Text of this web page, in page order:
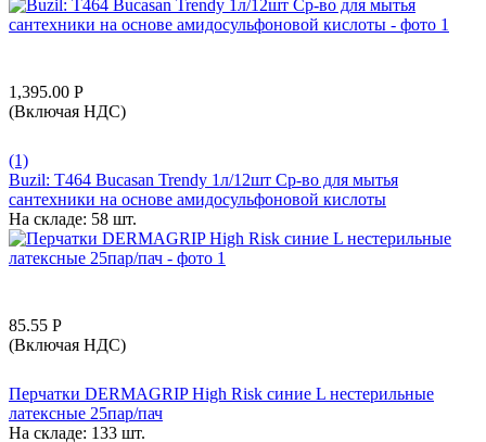
1,395.00 Р
(Включая НДС)
(1)
Buzil: T464 Bucasan Trendy 1л/12шт Ср-во для мытья
сантехники на основе амидосульфоновой кислоты
На складе: 58 шт.
85.55 Р
(Включая НДС)
Перчатки DERMAGRIP High Risk синие L нестерильные
латексные 25пар/пач
На складе: 133 шт.